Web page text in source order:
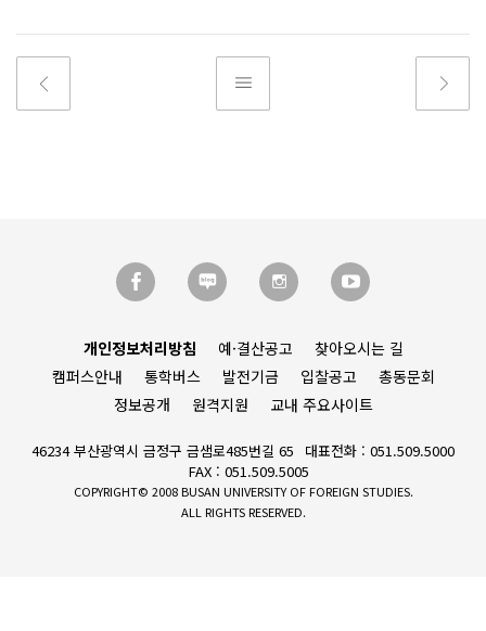
개인정보처리방침 예·결산공고
찾아오시는 길
캠퍼스안내
통학버스 발전기금 입찰공고
총동문회
정보공개
원격지원 교내 주요사이트
46234 부산광역시 금정구 금샘로485번길 65
대표전화 : 051.509.5000
FAX : 051.509.5005
COPYRIGHT© 2008 BUSAN UNIVERSITY OF FOREIGN STUDIES.
ALL RIGHTS RESERVED.